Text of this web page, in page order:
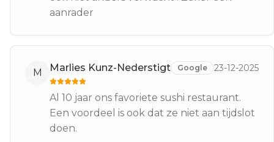
aanrader
M Marlies Kunz-Nederstigt Google 23-12-2025
Al 10 jaar ons favoriete sushi restaurant.
Een voordeel is ook dat ze niet aan tijdslot
doen.